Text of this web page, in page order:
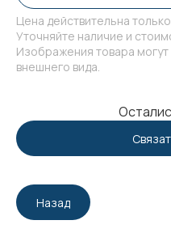
Цена действительна
Уточняйте наличие и
Изображения товара
внешнего вида.
Назад